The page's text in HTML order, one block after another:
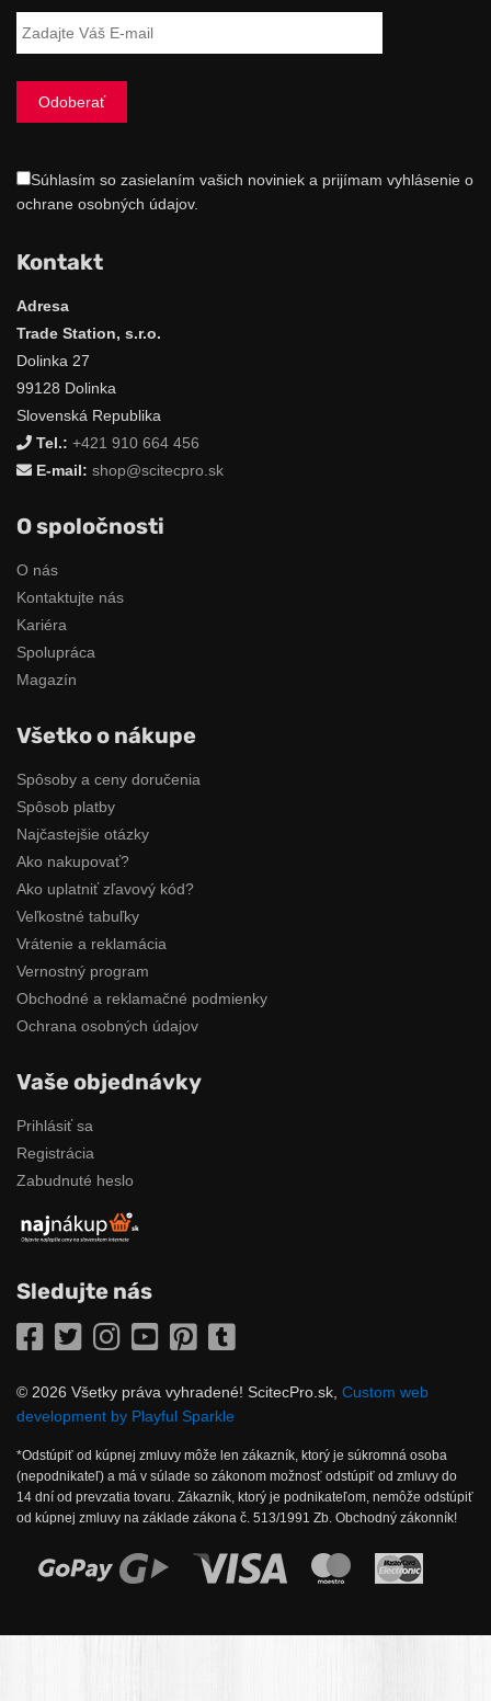
Súhlasím so zasielaním vašich noviniek a prijímam vyhlásenie o
ochrane osobných údajov.
Kontakt
Adresa
Trade Station, s.r.o.
Dolinka 27
99128 Dolinka
Slovenská Republika
Tel.: +421 910 664 456
E-mail: shop@scitecpro.sk
O spoločnosti
O nás
Kontaktujte nás
Kariéra
Spolupráca
Magazín
Všetko o nákupe
Spôsoby a ceny doručenia
Spôsob platby
Najčastejšie otázky
Ako nakupovať?
Ako uplatniť zľavový kód?
Veľkostné tabuľky
Vrátenie a reklamácia
Vernostný program
Obchodné a reklamačné podmienky
Ochrana osobných údajov
Vaše objednávky
Prihlásiť sa
Registrácia
Zabudnuté heslo
Sledujte nás
Facebook
TwitterInstagramYouTubePinterest
© 2026 Všetky práva vyhradené! ScitecPro.sk, Custom web
development by Playful Sparkle
*Odstúpiť od kúpnej zmluvy môže len zákazník, ktorý je súkromná osoba
(nepodnikateľ) a má v súlade so zákonom možnosť odstúpiť od zmluvy do
14 dní od prevzatia tovaru. Zákazník, ktorý je podnikateľom, nemôže odstúpiť
od kúpnej zmluvy na základe zákona č. 513/1991 Zb. Obchodný zákonník!
Možnosti online platby